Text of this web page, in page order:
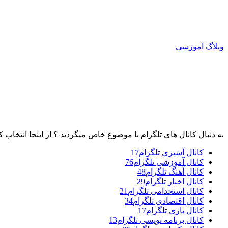
وبلاگ آموزشی
به دنبال کانال های تلگرام با موضوع خاص میگردید ؟ از اینجا انتخاب
کانال آشپزی تلگرام17
کانال آموزشی تلگرام76
کانال آهنگ تلگرام48
کانال اخبار تلگرام29
کانال استخدامی تلگرام 21
کانال اقتصادی تلگرام34
کانال بازی تلگرام17
کانال برنامه نویسی تلگرام13